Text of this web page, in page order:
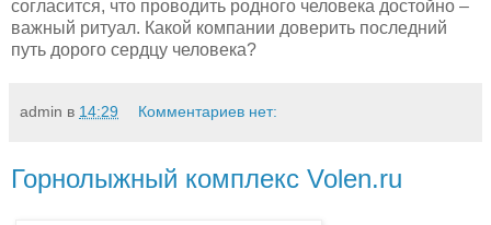
согласится, что проводить родного человека достойно –
важный ритуал. Какой компании доверить последний
путь дорого сердцу человека?
admin в 14:29 Комментариев нет:
Горнолыжный комплекс Volen.ru